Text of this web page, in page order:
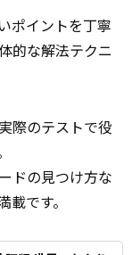
ポイントを丁寧
的な解法テクニ
際のテストで役
ドの見つけ方な
です。